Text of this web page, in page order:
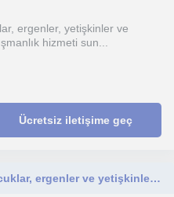
ergenler, yetişkinler ve
hizmeti sun...
Ücretsiz iletişime geç
Psikolojik Danışman olarak çocuklar, ergenler ve yetişkinlerle bireysel danışmanlık süreci yürütüyorum